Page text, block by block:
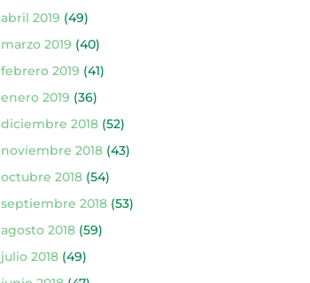
abril 2019 (49)
marzo 2019 (40)
febrero 2019 (41)
enero 2019 (36)
diciembre 2018(52)
noviembre 2018(43)
octubre 2018(54)
septiembre 2018(53)
agosto 2018(59)
julio 2018(49)